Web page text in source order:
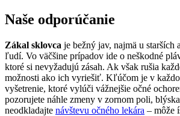
Naše odporúčanie
Zákal sklovca je bežný jav, najmä u starších
ľudí. Vo väčšine prípadov ide o neškodné
ktoré si nevyžadujú zásah. Ak však rušia
možnosti ako ich vyriešiť. Kľúčom je v
vyšetrenie, ktoré vylúči vážnejšie očné
pozorujete náhle zmeny v zornom poli,
neodkladajte návštevu očného lekára – môže